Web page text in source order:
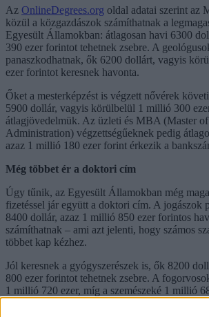
Az OnlineDegrees.org oldal adatai szerint az
közül a közgazdászok számíthatnak a
Egyesült Államokban: átlagosan havi 6300
390 ezer forintot tehetnek zsebre. A
panaszkodhatnak, ők 6200 dollárt, vagyis
ezer forintot keresnek havonta.
Őket a mesterképzést is végzett nővérek
5900 dollár, vagyis körülbelül 1 millió 300
átlagjövedelmük. Az üzleti és MBA (Master
Administration) végzettségűeknek pedig
azaz 1 millió 180 ezer forint érkezik a
Még többet ér a doktori cím
Úgy tűnik, az Egyesült Államokban még
fizetéssel jár együtt a doktori cím. A jogászok
8400 dollár, azaz 1 millió 850 ezer forintos
számíthatnak – ami azt jelenti, hogy számos
többet kap kézhez.
Jól keresnek a gyógyszerészek is, ők 8200
800 ezer forintot tehetnek zsebre. A
1 millió 720 ezer, míg a szemészeké 1 millió